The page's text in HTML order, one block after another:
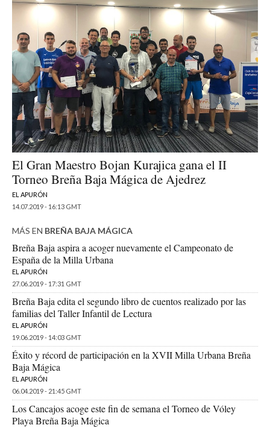
El Gran Maestro Bojan Kurajica gana el II
Torneo Breña Baja Mágica de Ajedrez
EL APURÓN
14.07.2019 - 16:13 GMT
MÁS EN BREÑA BAJA MÁGICA
Breña Baja aspira a acoger nuevamente el Campeonato de
España de la Milla Urbana
EL APURÓN
27.06.2019 - 17:31 GMT
Breña Baja edita el segundo libro de cuentos realizado por las
familias del Taller Infantil de Lectura
EL APURÓN
19.06.2019 - 14:03 GMT
Éxito y récord de participación en la XVII Milla Urbana Breña
Baja Mágica
EL APURÓN
06.04.2019 - 21:45 GMT
Los Cancajos acoge este fin de semana el Torneo de Vóley
Playa Breña Baja Mágica